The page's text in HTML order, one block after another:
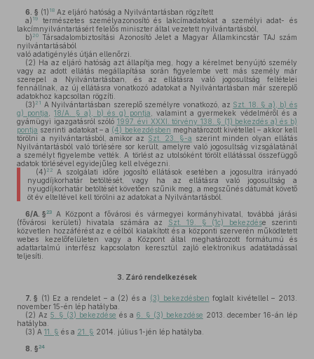
6. § (1) 18 Az eljáró hatóság a Nyilvántartásban rögzített
a) 19
természetes személyazonosító és lakcímadatokat a személyi adat- és
lakcímnyilvántartásért felelős miniszter által vezetett nyilvántartásból,
b) 20
Társadalombiztosítási Azonosító Jelet a Magyar Államkincstár TAJ szám
nyilvántartásából
való adatigénylés útján ellenőrzi.
(2) Ha az eljáró hatóság azt állapítja meg, hogy a kérelmet benyújtó személy
vagy az adott ellátás megállapítása során figyelembe vett más személy már
szerepel a Nyilvántartásban, és az ellátásra való jogosultság feltételei
fennállnak, az új ellátásra vonatkozó adatokat a Nyilvántartásban már szereplő
adatokhoz kapcsoltan rögzíti.
(3) 21 A Nyilvántartásban szereplő személyre vonatkozó, az Szt. 18. § a), b) és
g) pontja
,18/A. § a), b) és g) pontja , valamint a gyermekek védelméről és a
gyámügyi igazgatásról szóló 1997. évi XXXI. törvény 138. § (1) bekezdés a) és b)
pontja szerinti adatokat – a (4) bekezdésben meghatározott kivétellel – akkor kell
törölni a nyilvántartásból, amikor az Szt. 23. §-a szerint minden olyan ellátás
Nyilvántartásból való törlésére sor került, amelyre való jogosultság vizsgálatánál
a személyt figyelembe vették. A törlést az utolsóként törölt ellátással összefüggő
adatok törlésével egyidejűleg kell elvégezni.
(4) 22
A szolgálati időre jogosító ellátások esetében a jogosultra irányadó
nyugdíjkorhatár betöltését, vagy ha az ellátásra való jogosultság a
nyugdíjkorhatár betöltését követően szűnik meg, a megszűnés dátumát követő
öt év elteltével kell törölni az adatokat a Nyilvántartásból.
6/A. §23
A Központ a fővárosi és vármegyei kormányhivatal, továbbá járási
(fővárosi kerületi) hivatala számára az
Szt. 19. § (1c) bekezdése szerinti
közvetlen hozzáférést az e célból kialakított és a központi szerverén működtetett
webes kezelőfelületen vagy a Központ által meghatározott formátumú és
adattartalmú interfész kapcsolaton keresztül zajló elektronikus adatátadással
teljesíti.
3. Záró rendelkezések
7. § (1) Ez a rendelet – a (2) és a (3) bekezdésben foglalt kivétellel – 2013.
november 15-én lép hatályba.
(2) Az 5. § (3) bekezdése és a 6. § (3) bekezdése 2013. december 16-án lép
hatályba.
(3) A 11. § és a 21. § 2014. július 1-jén lép hatályba.
8. §24